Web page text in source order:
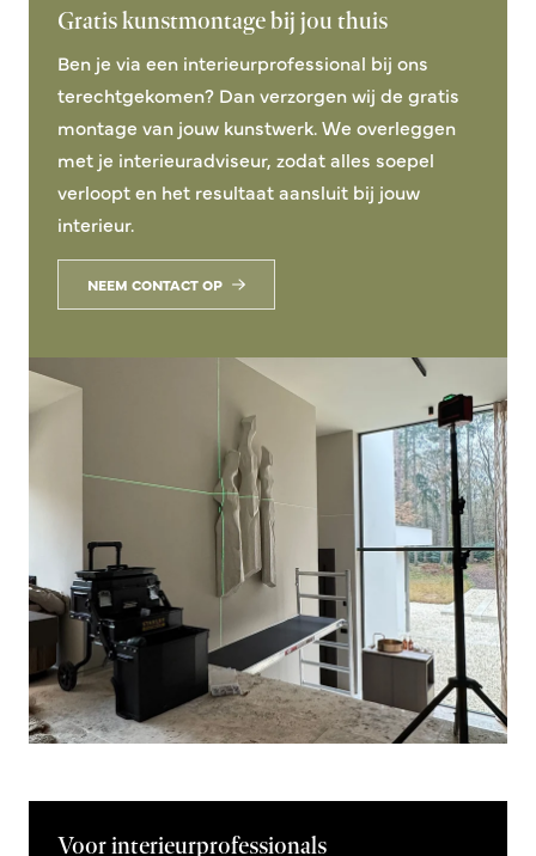
Gratis kunstmontage bij jou thuis
Ben je via een interieurprofessional bij ons
terechtgekomen? Dan verzorgen wij de gratis
montage van jouw kunstwerk. We overleggen
met je interieuradviseur, zodat alles soepel
verloopt en het resultaat aansluit bij jouw
interieur.
NEEM CONTACT OP
Voor interieurprofessionals